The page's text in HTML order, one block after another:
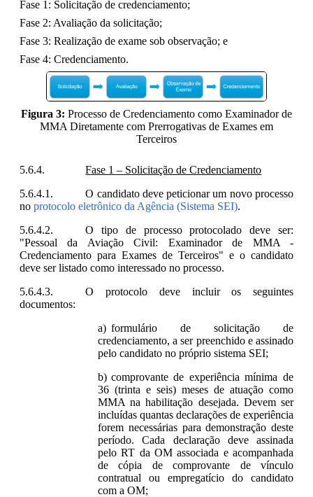
Fase 1: Solicitação de credenciamento;
Fase 2: Avaliação da solicitação;
Fase 3: Realização de exame sob observação; e
Fase 4: Credenciamento.
Figura 3: Processo de Credenciamento como Examinador de
MMA Diretamente com Prerrogativas de Exames em
Terceiros
Fase 1 – Solicitação de Credenciamento
O candidato deve peticionar um novo processo
no protocolo eletrônico da Agência (Sistema SEI).
O tipo de processo protocolado deve ser:
"Pessoal da Aviação Civil: Examinador de MMA -
Credenciamento para Exames de Terceiros" e o candidato
deve ser listado como interessado no processo.
O protocolo deve incluir os seguintes
documentos:
formulário de solicitação de
credenciamento, a ser preenchido e assinado
pelo candidato no próprio sistema SEI;
comprovante de experiência mínima de
36 (trinta e seis) meses de atuação como
MMA na habilitação desejada. Devem ser
incluídas quantas declarações de experiência
forem necessárias para demonstração deste
período. Cada declaração deve assinada
pelo RT da OM associada e acompanhada
de cópia de comprovante de vínculo
contratual ou empregatício do candidato
com a OM;